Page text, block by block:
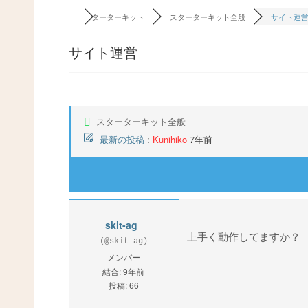
スターターキット スターターキット全般 サイト運営
サイト運営
スターターキット全般
最新の投稿 : Kunihiko 7年前
skit-ag
(@skit-ag)
メンバー
結合: 9年前
投稿: 66
上手く動作してますか？